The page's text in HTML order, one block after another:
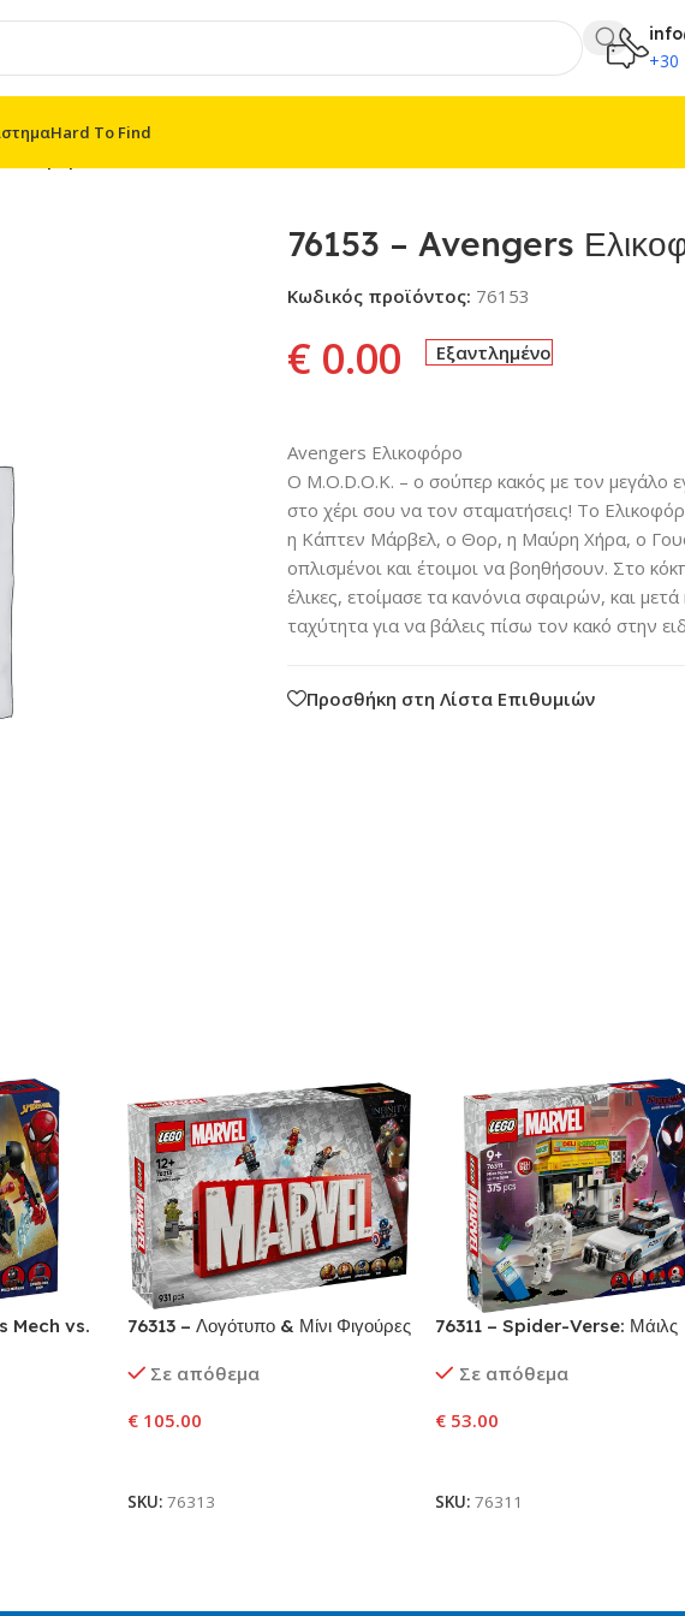
+30
Hard To Find
76153 – Avengers
Κωδικός προϊόντος: 76153
€0.00 Εξαντλημένο
Avengers Ελικοφόρο
Ο M.O.D.O.K. – ο σούπερ κακός με τον μεγάλο
στο χέρι σου να τον σταματήσεις! Το
η Κάπτεν Μάρβελ, ο Θορ, η Μαύρη Χήρα, ο
οπλισμένοι και έτοιμοι να βοηθήσουν. Στο
έλικες, ετοίμασε τα κανόνια σφαιρών, και μετά
ταχύτητα για να βάλεις πίσω τον κακό στην
Προσθήκη στη Λίστα Επιθυμιών
Mech vs.
76313 – Λογότυπο & Μίνι Φιγούρες
Σε απόθεμα
€105.00
SKU: 76313
76311 – Spider-Verse: Μάιλς
Σε απόθεμα
€ 53.00
SKU:76311